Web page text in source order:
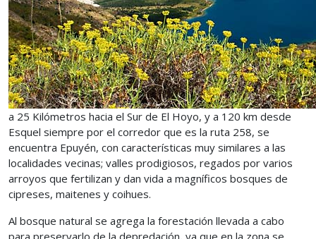
a 25 Kilómetros hacia el Sur de El Hoyo, y a 120 km desde
Esquel siempre por el corredor que es la ruta 258, se
encuentra Epuyén, con características muy similares a las
localidades vecinas; valles prodigiosos, regados por varios
arroyos que fertilizan y dan vida a magníficos bosques de
cipreses, maitenes y coihues.
Al bosque natural se agrega la forestación llevada a cabo
para preservarlo de la depredación, ya que en la zona se